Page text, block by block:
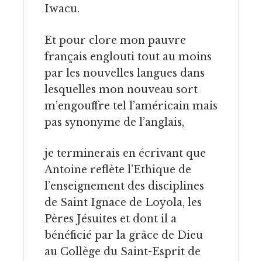
Iwacu.
Et pour clore mon pauvre
français englouti tout au moins
par les nouvelles langues dans
lesquelles mon nouveau sort
m’engouffre tel l’américain mais
pas synonyme de l’anglais,
je terminerais en écrivant que
Antoine reflète l’Ethique de
l’enseignement des disciplines
de Saint Ignace de Loyola, les
Pères Jésuites et dont il a
bénéficié par la grâce de Dieu
au Collège du Saint-Esprit de